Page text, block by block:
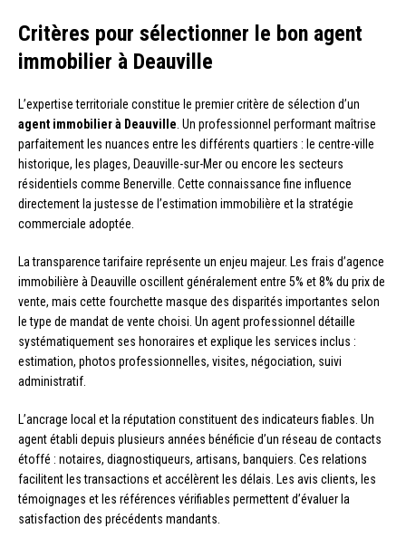
Critères pour sélectionner le bon agent
immobilier à Deauville
L’expertise territoriale constitue le premier critère de sélection d’un
agent immobilier à Deauville . Un professionnel performant maîtrise
parfaitement les nuances entre les différents quartiers : le centre-ville
historique, les plages, Deauville-sur-Mer ou encore les secteurs
résidentiels comme Benerville. Cette connaissance fine influence
directement la justesse de l’estimation immobilière et la stratégie
commerciale adoptée.
La transparence tarifaire représente un enjeu majeur. Les frais d’agence
immobilière à Deauville oscillent généralement entre 5% et 8% du prix de
vente, mais cette fourchette masque des disparités importantes selon
le type de mandat de vente choisi. Un agent professionnel détaille
systématiquement ses honoraires et explique les services inclus :
estimation, photos professionnelles, visites, négociation, suivi
administratif.
L’ancrage local et la réputation constituent des indicateurs fiables. Un
agent établi depuis plusieurs années bénéficie d’un réseau de contacts
étoffé : notaires, diagnostiqueurs, artisans, banquiers. Ces relations
facilitent les transactions et accélèrent les délais. Les avis clients, les
témoignages et les références vérifiables permettent d’évaluer la
satisfaction des précédents mandants.